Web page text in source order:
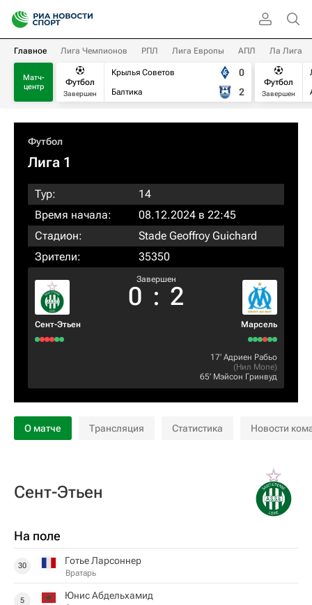
Главное Лига Чемпионов РПЛ Лига Европы АПЛ Ла Лига
Матч-
центр
Футбол
Завершен
Крылья Советов
Балтика
0
2
Футбол
Завершен
Футбол
Лига 1
Тур:
14
Время начала:
08.12.2024 в 22:45
Стадион:
Stade Geoffroy Guichard
Зрители:
35350
Сент-Этьен
Завершен
0 : 2
Марсель
17‎’‎ Адриен Рабьо
(Нил Мопе)
65‎’‎ Мэйсон Гринвуд
О матче Трансляция Статистика Новости
Сент-Этьен
На поле
30 Готье Ларсоннер
Вратарь
5 Юнис Абдельхамид